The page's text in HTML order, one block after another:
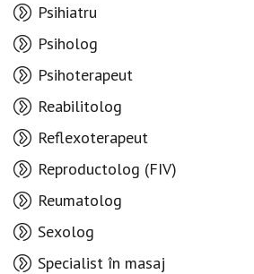
Psihiatru
Psiholog
Psihoterapeut
Reabilitolog
Reflexoterapeut
Reproductolog (FIV)
Reumatolog
Sexolog
Specialist în masaj